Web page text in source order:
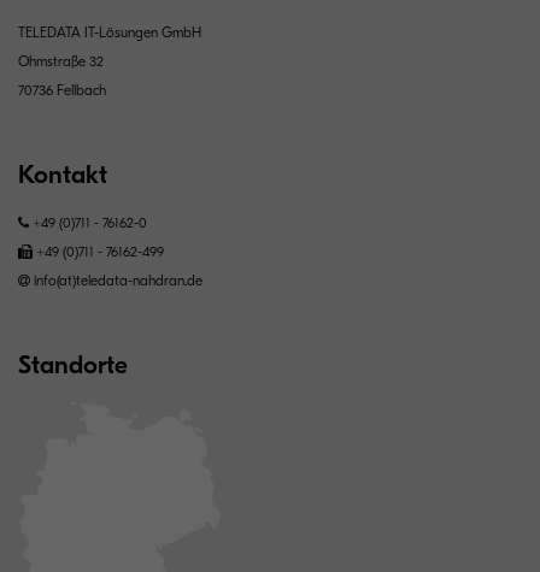
TELEDATA IT-Lösungen GmbH
Ohmstraße 32
70736 Fellbach
Kontakt
+49 (0)711 - 76162-0
+49 (0)711 - 76162-499
info(at)teledata-nahdran.de
Standorte